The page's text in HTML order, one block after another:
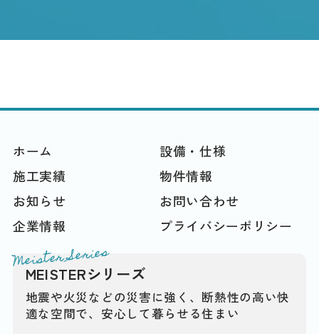
ホーム
設備・仕様
施工実績
物件情報
お知らせ
お問い合わせ
企業情報
プライバシーポリシー
Meister Series
MEISTERシリーズ
地震や火災などの災害に強く、断熱性の高い快
適な空間で、安心して暮らせる住まい